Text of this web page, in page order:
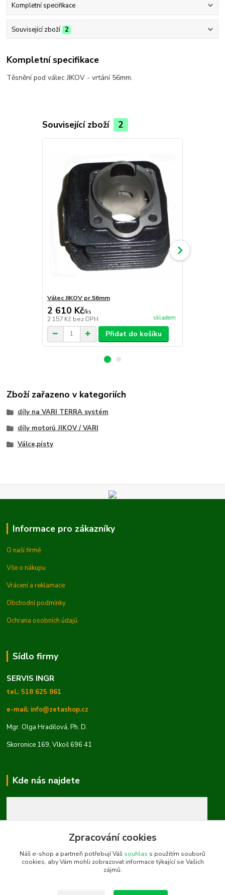
Kompletní specifikace
Související zboží 2
Kompletní specifikace
Těsnění pod válec JIKOV - vrtání 56mm.
Související zboží 2
Válec JIKOV pr.56mm
2 610 Kč/ks
2 157 Kč bez DPH skladem
Přidat do košíku
Zboží zařazeno v kategoriích
díly na VARI TERRA systém
díly motorů JIKOV / VARI
Válce,písty
Informace pro zákazníky
O naší firmě
Vše o nákupu
Vrácení a reklamace
Obchodní podmínky
Ochrana osobních údajů
Sídlo firmy
SERVIS INGR
tel.: 518 625 861
e-mail: info@zetashop.cz
Mgr. Olga Hradilová, Ph. D.
Skoronice 169, Vlkoš 696 41
Kde nás najdete
Zpracování cookies
Náš e-shop a partneři potřebují Váš souhlas s použitím souborů
cookies, aby Vám mohli zobrazovat informace týkající se Vašich
zájmů.